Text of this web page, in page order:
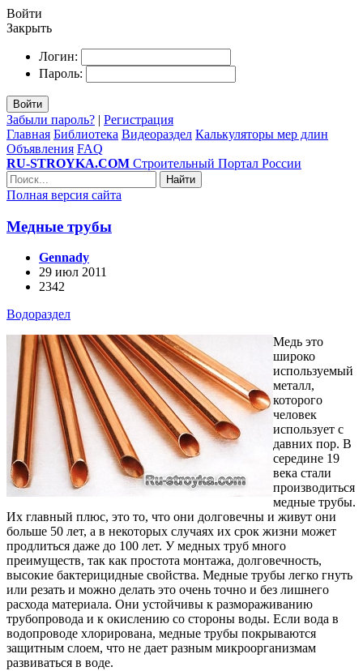
Войти
Закрыть
Логин:
Пароль:
Войти
Забыли пароль? | Регистрация
Главная Библиотека Видеораздел Калькуляторы мер длин
Объявления FAQ
RU-STROYKA.COM Строительный Портал России
Найти
Полная версия сайта
Медные трубы
Gennady
29 июл 2011
2342
Водораздел
Медь это
широко
используемый
металл,
которого
человек
использует с
давних пор. В
середине 19
века стали
производиться
медные трубы.
Их главный плюс, это то, что они долговечны и живут они
больше 50 лет, а в некоторых случаях их срок жизни может
продлиться даже до 100 лет. У медных труб много
преимуществ, так как простота монтажа, долговечность,
высокие бактерицидные свойства. Медные трубы легко гнуть
или резать и можно делать это очень точно и без лишнего
расхода материала. Они устойчивы к размораживанию
трубопровода и к окислению со стороны воды. Если вода в
водопроводе хлорирована, медные трубы покрываются
защитным слоем, что не дает разным микроорганизмам
развиваться в воде.